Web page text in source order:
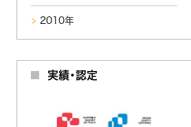
2010年
実績・認定